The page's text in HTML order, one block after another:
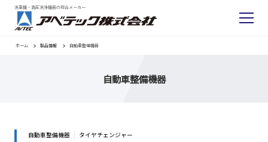
洗車機・高圧洗浄機器の総合メーカー
ホーム 製品情報 自動車整備機器
自動車整備機器
自動車整備機器 タイヤチェンジャー